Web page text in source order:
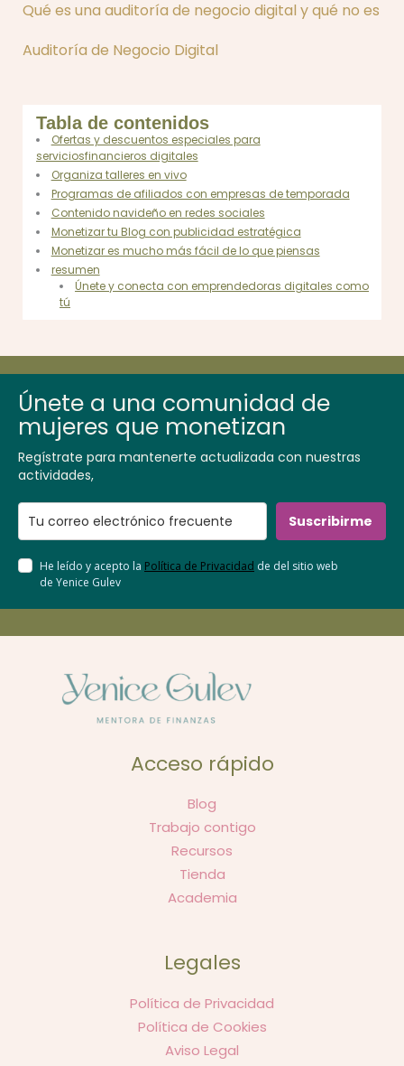
Qué es una auditoría de negocio digital y qué no es
Auditoría de Negocio Digital
Tabla de contenidos
Ofertas y descuentos especiales para
serviciosfinancieros digitales
Organiza talleres en vivo
Programas de afiliados con empresas de temporada
Contenido navideño en redes sociales
Monetizar tu Blog con publicidad estratégica
Monetizar es mucho más fácil de lo que piensas
resumen
Únete y conecta con emprendedoras digitales como
tú
Únete a una comunidad de
mujeres que monetizan
Regístrate para mantenerte actualizada con nuestras
actividades,
Suscribirme
He leído y acepto la Política de Privacidad de del sitio web
de Yenice Gulev
Acceso rápido
Blog
Trabajo contigo
Recursos
Tienda
Academia
Legales
Política de Privacidad
Política de Cookies
Aviso Legal